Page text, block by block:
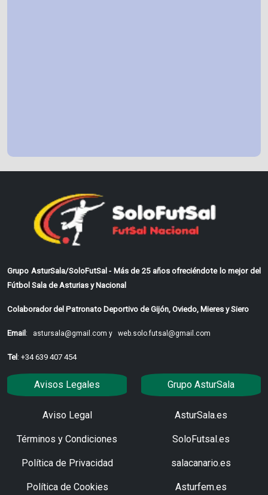
Grupo AsturSala/SoloFutSal - Más de 25 años ofreciéndote lo mejor del
Fútbol Sala de Asturias y Nacional
Colaborador del Patronato Deportivo de Gijón, Oviedo, Mieres y Siero
Email : astursala@gmail.com y web.solo.futsal@gmail.com
Tel : +34 639 407 454
Avisos Legales
Aviso Legal
Términos y Condiciones
Política de Privacidad
Política de Cookies
Grupo AsturSala
AsturSala.es
SoloFutsal.es
salacanario.es
Asturfem.es